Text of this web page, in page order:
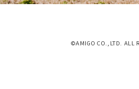
©AMIGO CO.,LTD. ALL